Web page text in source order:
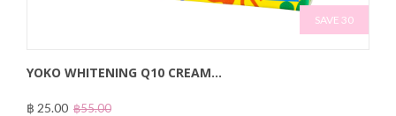
SAVE 30
YOKO WHITENING Q10 CREAM...
฿ 25.00 ฿55.00